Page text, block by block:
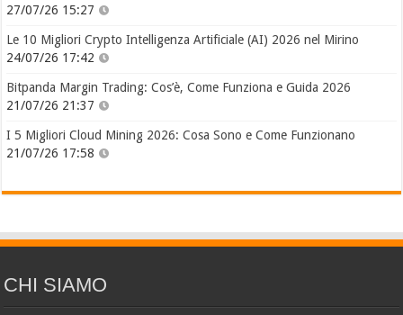
27/07/26 15:27
Le 10 Migliori Crypto Intelligenza Artificiale (AI) 2026 nel Mirino
24/07/26 17:42
Bitpanda Margin Trading: Cos’è, Come Funziona e Guida 2026
21/07/26 21:37
I 5 Migliori Cloud Mining 2026: Cosa Sono e Come Funzionano
21/07/26 17:58
CHI SIAMO